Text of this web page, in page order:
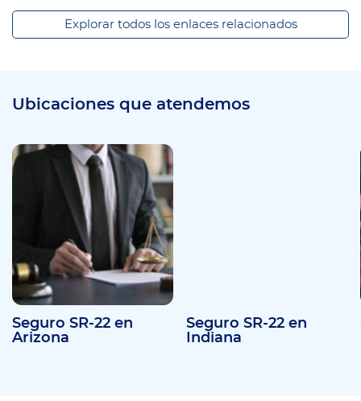
Explorar todos los enlaces relacionados
Ubicaciones que atendemos
Seguro SR-22 en
Arizona
Seguro SR-22 en
Indiana